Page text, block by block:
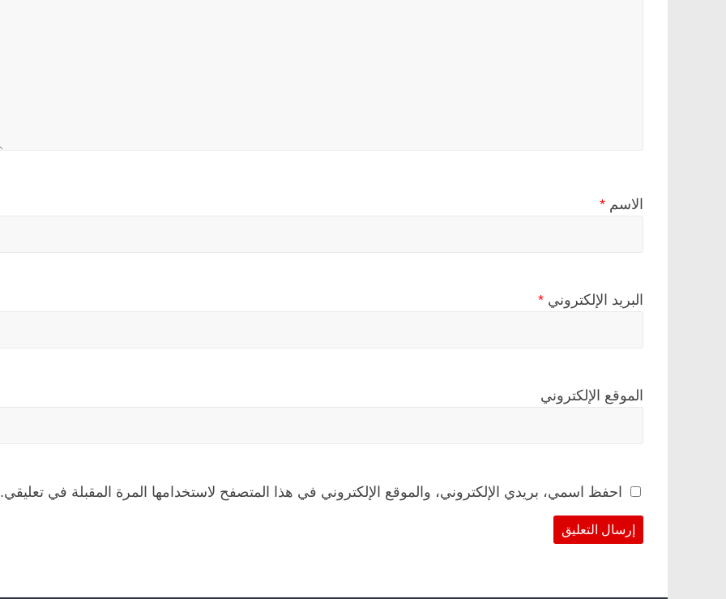
الاسم *
البريد الإلكتروني *
الموقع الإلكتروني
احفظ اسمي، بريدي الإلكتروني، والموقع الإلكتروني في هذا المتصفح لاستخدامها المرة المقبلة في تعليقي.